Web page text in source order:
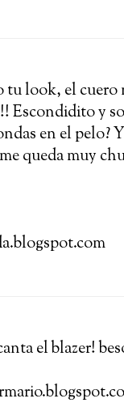
look, el cuero
Escondidito y
en el
queda muy
el blazer!